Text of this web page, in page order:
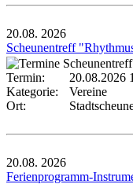
20.08. 2026
Scheunentreff
Termin:
20.08.2026
Kategorie:
Vereine
Ort:
20.08. 2026
Ferienprogramm-